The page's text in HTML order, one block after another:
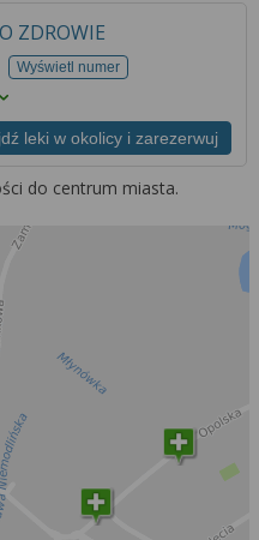
ZDROWIE
Wyświetl numer
leki w okolicy i zarezerwuj
do centrum miasta.
serwisie
.